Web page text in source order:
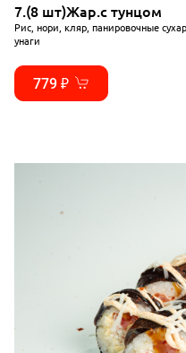
7.(8 шт)Жар.с тунцом
Рис, нори, кляр, панировочные
унаги
779 ₽